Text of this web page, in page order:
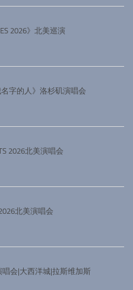
2026》北美巡演
字的人》洛杉矶演唱会
2026北美演唱会
北美演唱会
会|大西洋城|拉斯维加斯